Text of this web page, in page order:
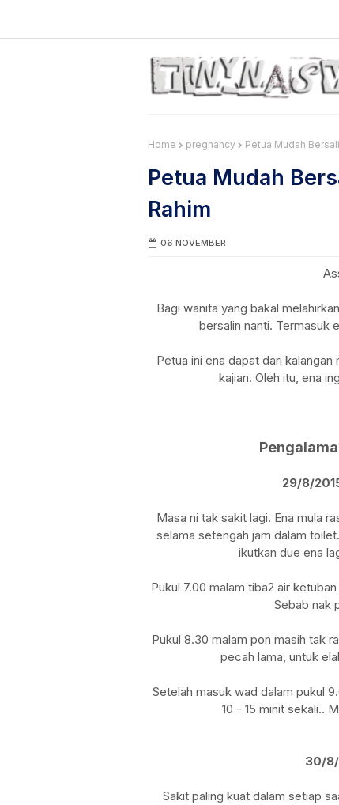
Home pregnancy Petua Mudah
Petua Mudah
Rahim
06 NOVEMBER
Bagi wanita yang bakal
bersalin nanti. Termasuk
Petua ini ena dapat dari
kajian. Oleh itu, ena
29/8/
Masa ni tak sakit lagi. Ena mula
selama setengah jam dalam
ikutkan due ena
Pukul 7.00 malam tiba2 air
Sebab nak
Pukul 8.30 malam pon masih tak
pecah lama, untuk
Setelah masuk wad dalam pukul
10 - 15 minit sekali..
30/8/
Sakit paling kuat dalam setiap